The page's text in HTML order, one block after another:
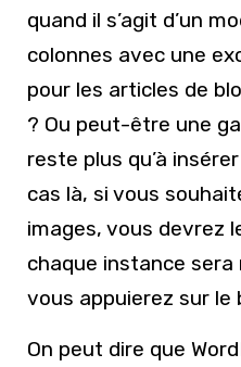
quand il s’agit d’un
colonnes avec une
pour les articles de
? Ou peut-être une
reste plus qu’à
cas là, si vous
images, vous devrez
chaque instance sera
vous appuierez sur le
On peut dire que